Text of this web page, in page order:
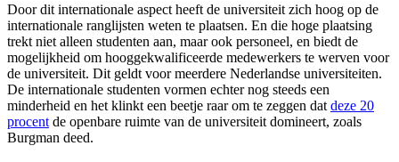
Door dit internationale aspect heeft de universiteit zich hoog op de
internationale ranglijsten weten te plaatsen. En die hoge plaatsing
trekt niet alleen studenten aan, maar ook personeel, en biedt de
mogelijkheid om hooggekwalificeerde medewerkers te werven voor
de universiteit. Dit geldt voor meerdere Nederlandse universiteiten.
De internationale studenten vormen echter nog steeds een
minderheid en het klinkt een beetje raar om te zeggen dat deze 20
procent de openbare ruimte van de universiteit domineert, zoals
Burgman deed.